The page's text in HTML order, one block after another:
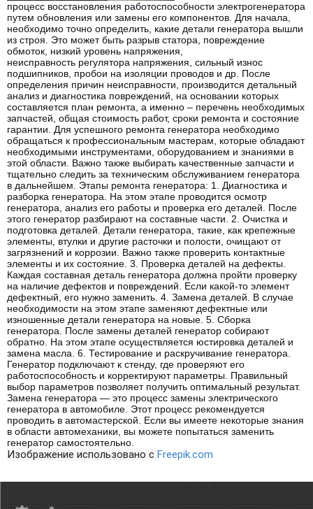
процесс восстановления работоспособности электрогенератора
путем обновления или замены его компонентов. Для начала,
необходимо точно определить, какие детали генератора вышли
из строя. Это может быть разрыв статора, повреждение
обмоток, низкий уровень напряжения,
неисправность регулятора напряжения, сильный износ
подшипников, пробои на изоляции проводов и др. После
определения причин неисправности, производится детальный
анализ и диагностика повреждений, на основании которых
составляется план ремонта, а именно – перечень необходимых
запчастей, общая стоимость работ, сроки ремонта и состояние
гарантии. Для успешного ремонта генератора необходимо
обращаться к профессиональным мастерам, которые обладают
необходимыми инструментами, оборудованием и знаниями в
этой области. Важно также выбирать качественные запчасти и
тщательно следить за техническим обслуживанием генератора
в дальнейшем. Этапы ремонта генератора: 1. Диагностика и
разборка генератора. На этом этапе проводится осмотр
генератора, анализ его работы и проверка его деталей. После
этого генератор разбирают на составные части. 2. Очистка и
подготовка деталей. Детали генератора, такие, как крепежные
элементы, втулки и другие расточки и полости, очищают от
загрязнений и коррозии. Важно также проверить контактные
элементы и их состояние. 3. Проверка деталей на дефекты.
Каждая составная деталь генератора должна пройти проверку
на наличие дефектов и повреждений. Если какой-то элемент
дефектный, его нужно заменить. 4. Замена деталей. В случае
необходимости на этом этапе заменяют дефектные или
изношенные детали генератора на новые. 5. Сборка
генератора. После замены деталей генератор собирают
обратно. На этом этапе осуществляется юстировка деталей и
замена масла. 6. Тестирование и раскручивание генератора.
Генератор подключают к стенду, где проверяют его
работоспособность и корректируют параметры. Правильный
выбор параметров позволяет получить оптимальный результат.
Замена генератора — это процесс замены электрического
генератора в автомобиле. Этот процесс рекомендуется
проводить в автомастерской. Если вы имеете некоторые знания
в области автомеханики, вы можете попытаться заменить
генератор самостоятельно.
Изображение использовано с Freepik.com